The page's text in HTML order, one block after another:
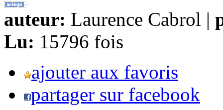
auteur: Laurence Cabrol |
Lu: 15796 fois
ajouter aux favoris
partager sur facebook